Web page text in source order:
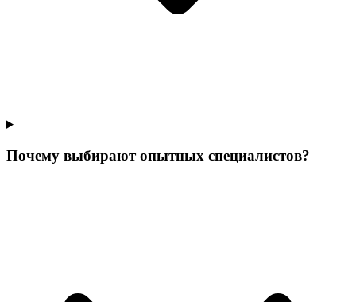
Почему выбирают опытных специалистов?